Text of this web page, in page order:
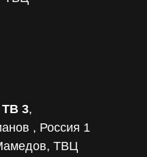
ТВ 3,
, Россия 1
ТВЦ